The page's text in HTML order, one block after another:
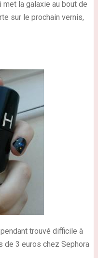
la galaxie au bout de
sur le prochain vernis,
trouvé difficile à
de 3 euros chez Sephora